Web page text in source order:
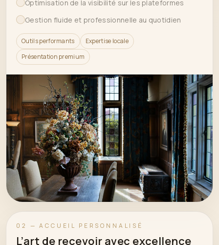
Optimisation de la visibilité sur les plateformes
Gestion fluide et professionnelle au quotidien
Outils performants
Expertise locale
Présentation premium
02 — ACCUEIL PERSONNALISÉ
L’art de recevoir avec excellence